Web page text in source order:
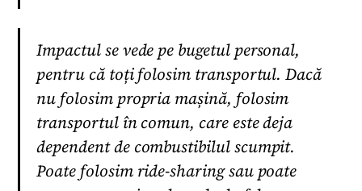
Impactul se vede pe bugetul personal,
pentru că toți folosim transportul. Dacă
nu folosim propria mașină, folosim
transportul în comun, care este deja
dependent de combustibilul scumpit.
Poate folosim ride-sharing sau poate